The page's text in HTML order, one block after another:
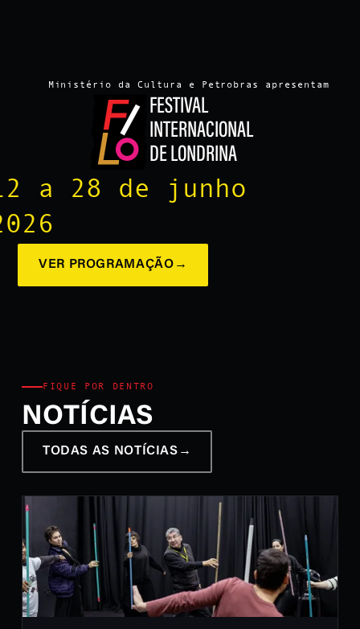
Ministério da Cultura e Petrobras apresentam
FESTIVAL
INTERNACIONAL
DE LONDRINA
a 28 de junho
VER PROGRAMAÇÃO →
FIQUE POR DENTRO
NOTÍCIAS
TODAS AS NOTÍCIAS →